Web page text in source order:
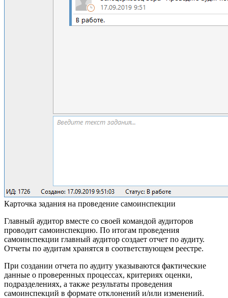
Карточка задания на проведение самоинспекции
Главный аудитор вместе со своей командой аудиторов
проводит самоинспекцию. По итогам проведения
самоинспекции главный аудитор создает отчет по аудиту.
Отчеты по аудитам хранятся в соответствующем реестре.
При создании отчета по аудиту указываются фактические
данные о проверенных процессах, критериях оценки,
подразделениях, а также результаты проведения
самоинспекций в формате отклонений и/или изменений.